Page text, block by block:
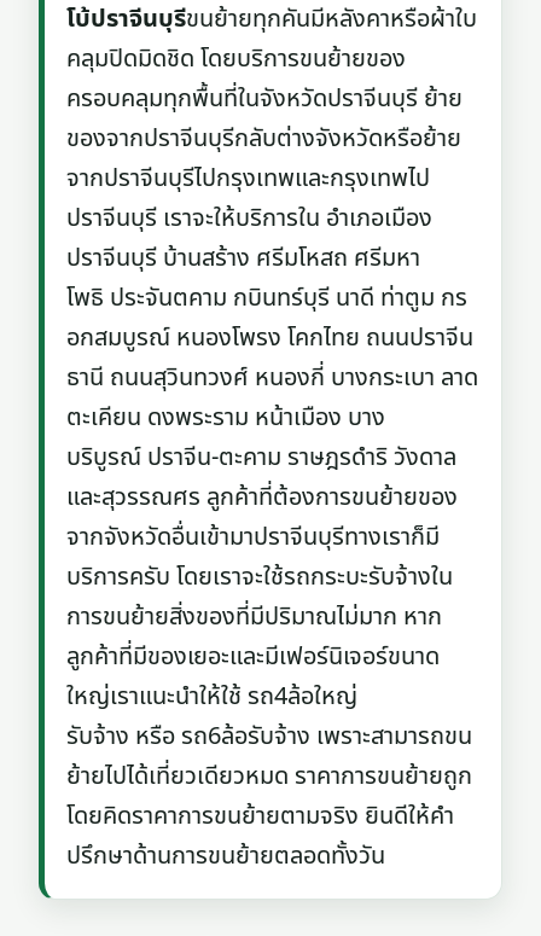
โบ้ปราจีนบุรีขนย้ายทุกคันมีหลังคาหรือผ้าใบ
คลุมปิดมิดชิด โดยบริการขนย้ายของ
ครอบคลุมทุกพื้นที่ในจังหวัดปราจีนบุรี ย้าย
ของจากปราจีนบุรีกลับต่างจังหวัดหรือย้าย
จากปราจีนบุรีไปกรุงเทพและกรุงเทพไป
ปราจีนบุรี เราจะให้บริการใน อำเภอเมือง
ปราจีนบุรี บ้านสร้าง ศรีมโหสถ ศรีมหา
โพธิ ประจันตคาม กบินทร์บุรี นาดี ท่าตูม กร
อกสมบูรณ์ หนองโพรง โคกไทย ถนนปราจีน
ธานี ถนนสุวินทวงศ์ หนองกี่ บางกระเบา ลาด
ตะเคียน ดงพระราม หน้าเมือง บาง
บริบูรณ์ ปราจีน-ตะคาม ราษฎรดำริ วังดาล
และสุวรรณศร ลูกค้าที่ต้องการขนย้ายของ
จากจังหวัดอื่นเข้ามาปราจีนบุรีทางเราก็มี
บริการครับ โดยเราจะใช้รถกระบะรับจ้างใน
การขนย้ายสิ่งของที่มีปริมาณไม่มาก หาก
ลูกค้าที่มีของเยอะและมีเฟอร์นิเจอร์ขนาด
ใหญ่เราแนะนำให้ใช้ รถ4ล้อใหญ่
รับจ้าง หรือ รถ6ล้อรับจ้าง เพราะสามารถขน
ย้ายไปได้เที่ยวเดียวหมด ราคาการขนย้ายถูก
โดยคิดราคาการขนย้ายตามจริง ยินดีให้คำ
ปรึกษาด้านการขนย้ายตลอดทั้งวัน